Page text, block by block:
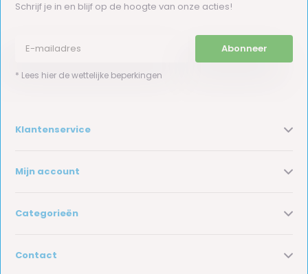
Schrijf je in en blijf op de hoogte van onze acties!
Abonneer
* Lees hier de wettelijke beperkingen
Klantenservice
Mijn account
Categorieën
Contact